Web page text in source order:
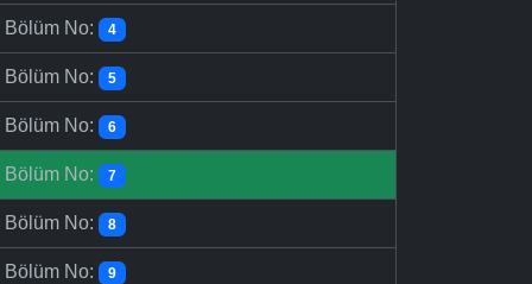
Bölüm No: 4
Bölüm No: 5
Bölüm No: 6
Bölüm No: 7
Bölüm No: 8
Bölüm No: 9